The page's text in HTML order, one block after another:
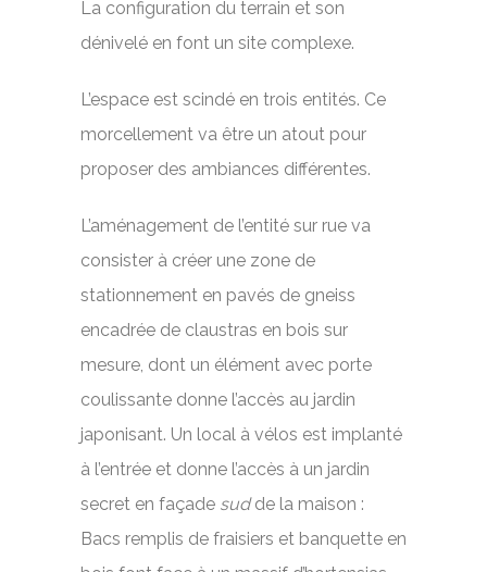
La configuration du terrain et son
dénivelé en font un site complexe.
L’espace est scindé en trois entités. Ce
morcellement va être un atout pour
proposer des ambiances différentes.
L’aménagement de l’entité sur rue va
consister à créer une zone de
stationnement en pavés de gneiss
encadrée de claustras en bois sur
mesure, dont un élément avec porte
coulissante donne l’accès au jardin
japonisant. Un local à vélos est implanté
à l’entrée et donne l’accès à un jardin
secret en façade sudde la maison :
Bacs remplis de fraisiers et banquette en